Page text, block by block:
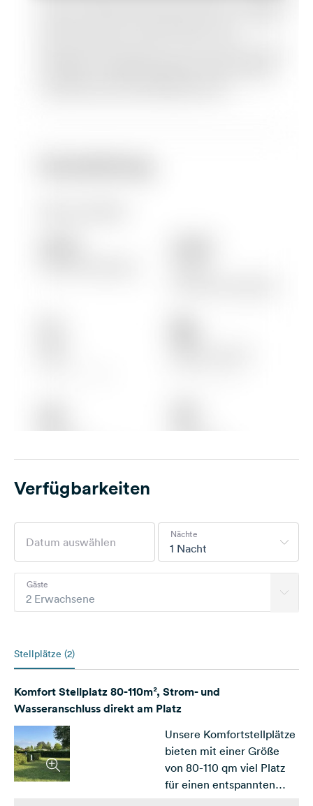
Verfügbarkeiten
1 Nacht
Nächte
2 Erwachsene
Gäste
Stellplätze (2)
Komfort Stellplatz 80-110m², Strom- und
Wasseranschluss direkt am Platz
Unsere Komfortstellplätze
bieten mit einer Größe
von 80-110 qm viel Platz
für einen entspannten